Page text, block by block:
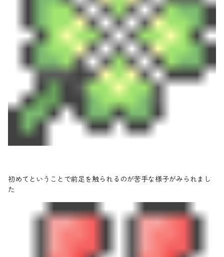
初めてということで前足を触られるのが苦手な様子がみられまし
た